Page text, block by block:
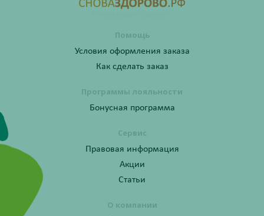
Помощь
Условия оформления заказа
Как сделать заказ
Программы лояльности
Бонусная программа
Сервис
Правовая информация
Акции
Статьи
О компании